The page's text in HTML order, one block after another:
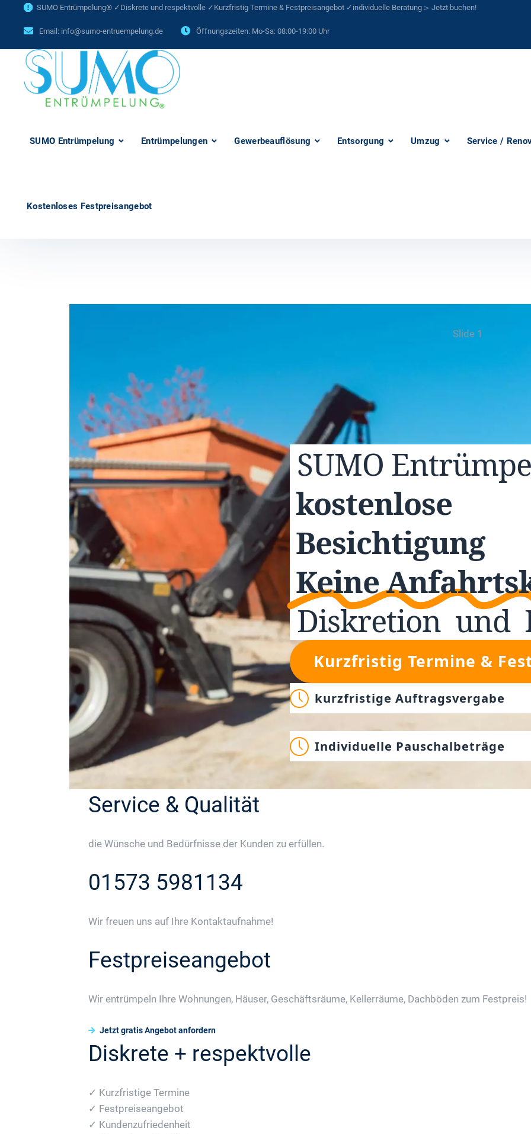
SUMO Entrümpelung® ✓Diskrete und respektvolle ✓Kurzfristig Termine & Festpreisangebot ✓individuelle Beratung ▻ Jetzt buchen!
Email: info@sumo-entruempelung.de Öffnungszeiten: Mo-Sa: 08:00-19:00 Uhr
SUMO Entrümpelung Entrümpelungen Gewerbeauflösung Entsorgung Umzug Service /
Kostenloses Festpreisangebot
Slide 1
SUMO
kostenlose
Besichtigung
Keine
Diskretion und
Kurzfristig Termine &
kurzfristige Auftragsvergabe
Individuelle Pauschalbeträge
Service & Qualität
die Wünsche und Bedürfnisse der Kunden zu erfüllen.
01573 5981134
Wir freuen uns auf Ihre Kontaktaufnahme!
Festpreiseangebot
Wir entrümpeln Ihre Wohnungen, Häuser, Geschäftsräume, Kellerräume, Dachböden zum Festpreis!
Jetzt gratis Angebot anfordern
Diskrete + respektvolle
✓ Kurzfristige Termine
✓ Festpreiseangebot
✓ Kundenzufriedenheit